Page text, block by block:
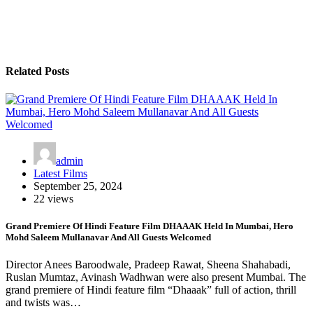
Related Posts
admin
Latest Films
September 25, 2024
22 views
Grand Premiere Of Hindi Feature Film DHAAAK Held In Mumbai, Hero
Mohd Saleem Mullanavar And All Guests Welcomed
Director Anees Baroodwale, Pradeep Rawat, Sheena Shahabadi,
Ruslan Mumtaz, Avinash Wadhwan were also present Mumbai. The
grand premiere of Hindi feature film “Dhaaak” full of action, thrill
and twists was…